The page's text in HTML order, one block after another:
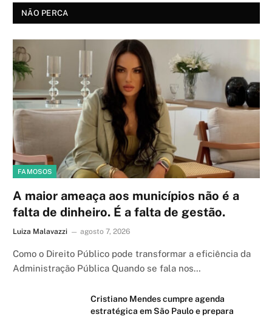
NÃO PERCA
FAMOSOS
A maior ameaça aos municípios não é a
falta de dinheiro. É a falta de gestão.
Luiza Malavazzi agosto 7, 2026
Como o Direito Público pode transformar a eficiência da
Administração Pública Quando se fala nos…
Cristiano Mendes cumpre agenda
estratégica em São Paulo e prepara